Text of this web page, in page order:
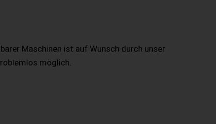
Maschinen ist auf Wunsch durch unser
möglich.